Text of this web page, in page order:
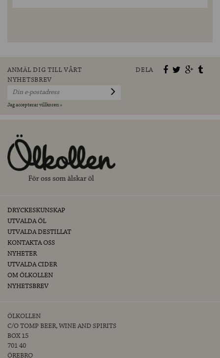
ANMÄL DIG TILL VÅRT
NYHETSBREV
Jag accepterar villkoren »
DELA
DRYCKESKUNSKAP
UTVALDA ÖL
UTVALDA DESTILLAT
KONTAKTA OSS
NYHETER
UTVALDA CIDER
OM ÖLKOLLEN
NYHETSBREV
ÖLKOLLEN
C/O TOMP BEER, WINE AND SPIRITS
BOX 15
701 40
ÖREBRO